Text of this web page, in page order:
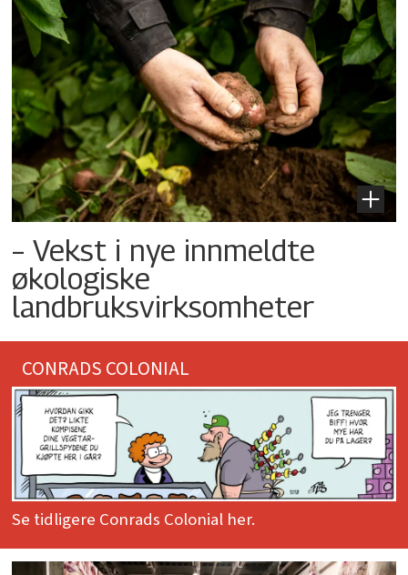
– Vekst i nye innmeldte
økologiske
landbruksvirksomheter
CONRADS COLONIAL
Se tidligere Conrads Colonial her.